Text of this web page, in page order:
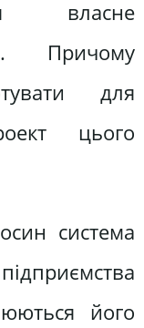
власне
Причому
для
цього
система
його